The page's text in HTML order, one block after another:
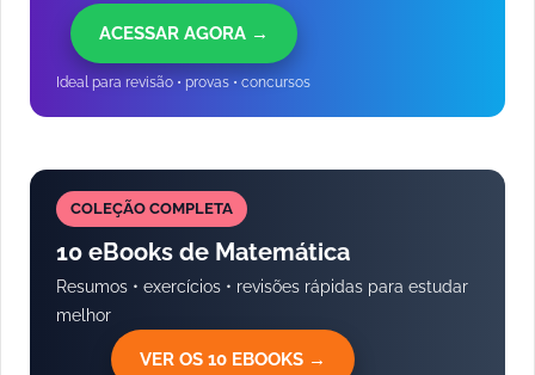
ACESSAR AGORA →
Ideal para revisão • provas • concursos
COLEÇÃO COMPLETA
10 eBooks de Matemática
Resumos • exercícios • revisões rápidas para estudar
melhor
VER OS 10 EBOOKS →